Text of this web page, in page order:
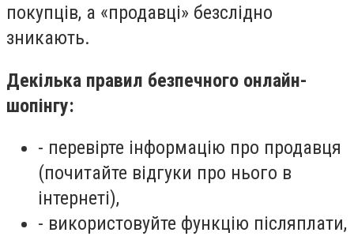
покупців, а «продавці» безслідно
зникають.
Декілька правил безпечного онлайн-
шопінгу:
- перевірте інформацію про продавця
(почитайте відгуки про нього в
інтернеті),
- використовуйте функцію післяплати,